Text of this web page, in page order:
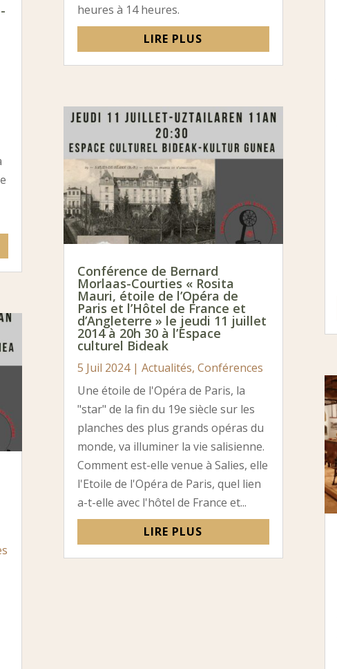
heures à 14 heures.
LIRE PLUS
Conférence de Bernard
Morlaas-Courties « Rosita
Mauri, étoile de l’Opéra de
Paris et l’Hôtel de France et
d’Angleterre » le jeudi 11 juillet
2014 à 20h 30 à l’Espace
culturel Bideak
5 Juil 2024| Actualités, Conférences
Une étoile de l'Opéra de Paris, la
"star" de la fin du 19e siècle sur les
planches des plus grands opéras du
monde, va illuminer la vie salisienne.
Comment est-elle venue à Salies, elle
l'Etoile de l'Opéra de Paris, quel lien
a-t-elle avec l'hôtel de France et...
LIRE PLUS